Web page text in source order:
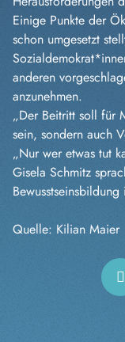
Einige Punkte der
schon umgesetzt
anderen
anzunehmen.
„Der Beitritt soll für
sein, sondern auch
„Nur wer etwas tut
Gisela Schmitz
Quelle: Kilian Maier